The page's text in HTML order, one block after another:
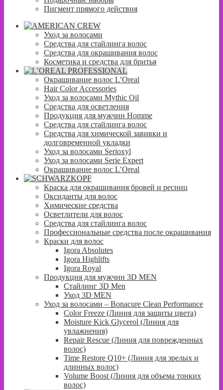
Пигмент прямого действия
Уход за волосами
Средства для стайлинга волос
Средства для окрашивания волос
Косметика и средства для бритья
Окрашивание волос L’Oreal
Hair Color Accessories
Уход за волосами Mythic Oil
Средства для осветления
Продукция для мужчин Homme
Средства для стайлинга волос
Средства для химической завивки и
долговременной укладки
Уход за волосами Serioxyl
Уход за волосами Serie Expert
Окрашивание волос L’Oreal
Краска для окрашивания бровей и ресниц
Оксиданты для волос
Химические средства
Осветлители для волос
Средства для стайлинга волос
Профессиональные средства после окрашивания
Краски для волос
Igora Absolutes
Igora Highlifts
Igora Royal
Продукция для мужчин 3D MEN
Стайлинг 3D Men
Уход 3D MEN
Уход за волосами – Bonacure Clean Performance
Color Freeze (Линия для защиты цвета)
Moisture Kick Glycerol (Линия для
увлажнения)
Repair Rescue (Линия для поврежденных
волос)
Time Restore Q10+ (Линия для зрелых и
длинных волос)
Volume Boost (Линия для объема тонких
волос)